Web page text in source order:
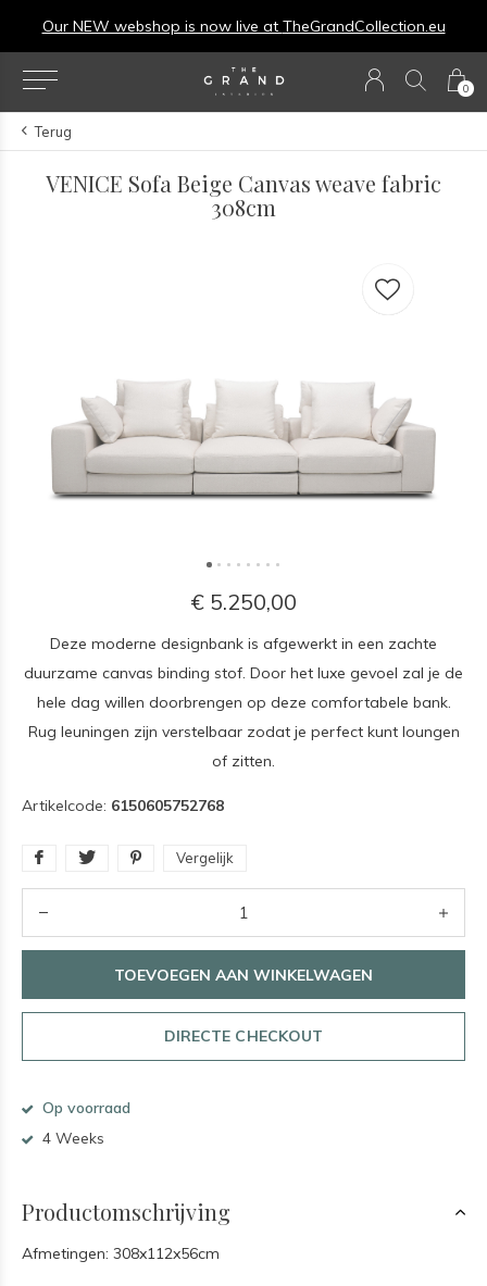
0
Our NEW webshop is now live at TheGrandCollection.eu
Terug
VENICE Sofa Beige Canvas weave fabric
308cm
€ 5.250,00
Deze moderne designbank is afgewerkt in een zachte
duurzame canvas binding stof. Door het luxe gevoel zal je de
hele dag willen doorbrengen op deze comfortabele bank.
Rug leuningen zijn verstelbaar zodat je perfect kunt loungen
of zitten.
Artikelcode: 6150605752768
Vergelijk
TOEVOEGEN AAN WINKELWAGEN
DIRECTE CHECKOUT
Op voorraad
4 Weeks
Productomschrijving
Afmetingen: 308x112x56cm